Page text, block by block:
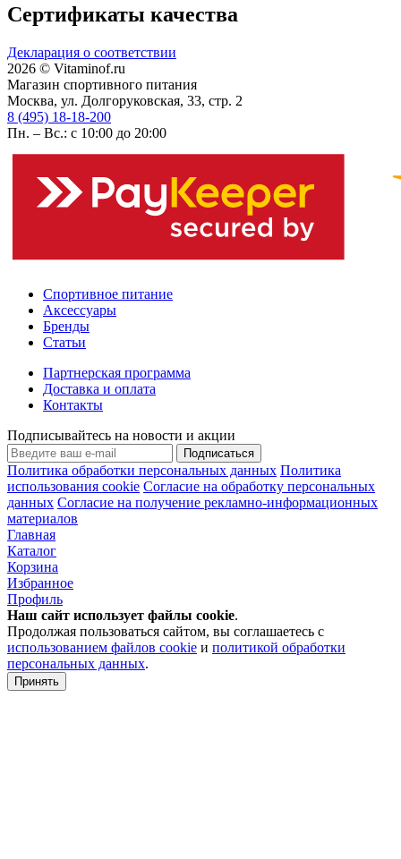
Сертификаты качества
Декларация о соответствии
2026 © Vitaminof.ru
Магазин спортивного питания
Москва, ул. Долгоруковская, 33, стр. 2
8 (495) 18-18-200
Пн. – Вс.: с 10:00 до 20:00
Спортивное питание
Аксессуары
Бренды
Статьи
Партнерская программа
Доставка и оплата
Контакты
Подписывайтесь на новости и акции
Подписаться
Политика обработки персональных данных Политика
использования cookie Согласие на обработку персональных
данных Согласие на получение рекламно-информационных
материалов
Главная
Каталог
Корзина
Избранное
Профиль
Наш сайт использует файлы cookie.
Продолжая пользоваться сайтом, вы соглашаетесь с
использованием файлов cookie и политикой обработки
персональных данных.
Принять